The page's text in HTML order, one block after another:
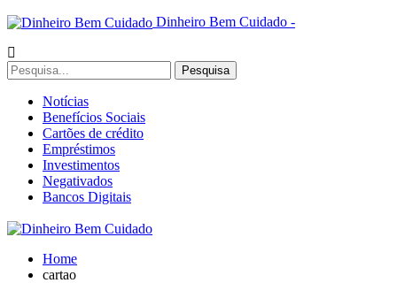
Dinheiro Bem Cuidado -
Notícias
Benefícios Sociais
Cartões de crédito
Empréstimos
Investimentos
Negativados
Bancos Digitais
Home
cartao